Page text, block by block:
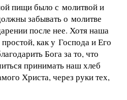
пищи было с молитвой и
забывать о молитве
после нее. Хотя наша
как у Господа и Его
Бога за то, что
принимать наш хлеб
Христа, через руки тех,